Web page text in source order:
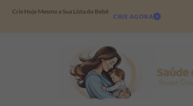
Crie Hoje Mesmo a Sua Lista do Bebê
CRIE AGORA